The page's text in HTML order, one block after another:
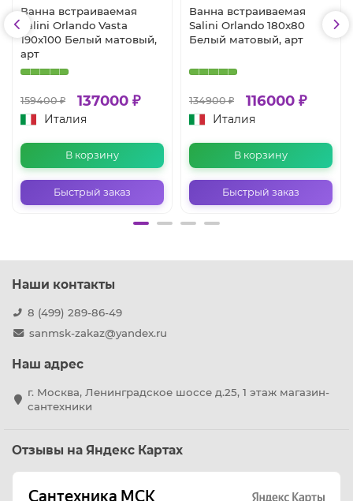
Ванна встраиваемая
Salini Orlando Vasta
190x100 Белый матовый,
арт
159400 ₽ 137000 ₽
Италия
В корзину
Быстрый заказ
Ванна встраиваемая
Salini Orlando 180x80
Белый матовый, арт
134900 ₽ 116000 ₽
Италия
В корзину
Быстрый заказ
Наши контакты
8 (499) 289-86-49
sanmsk-zakaz@yandex.ru
Наш адрес
г. Москва, Ленинградское шоссе д.25, 1 этаж магазин-
сантехники
Отзывы на Яндекс Картах